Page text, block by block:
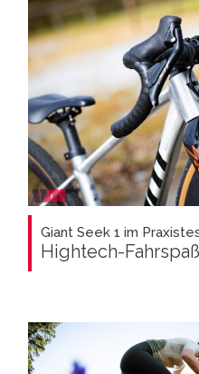
Giant Seek 1 im
Hightech-